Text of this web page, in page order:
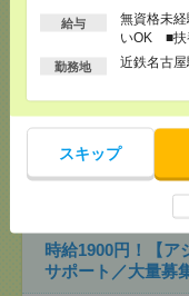
給与
無資格未
いOK ■扶
以上
勤務地 近鉄名古屋
スキップ
3ヵ月で68万円稼
話相手など[派遣]
福祉士：時給1600円～
1400円～1750円
伊勢中川
時給1900円！【ア
サポート／大量募